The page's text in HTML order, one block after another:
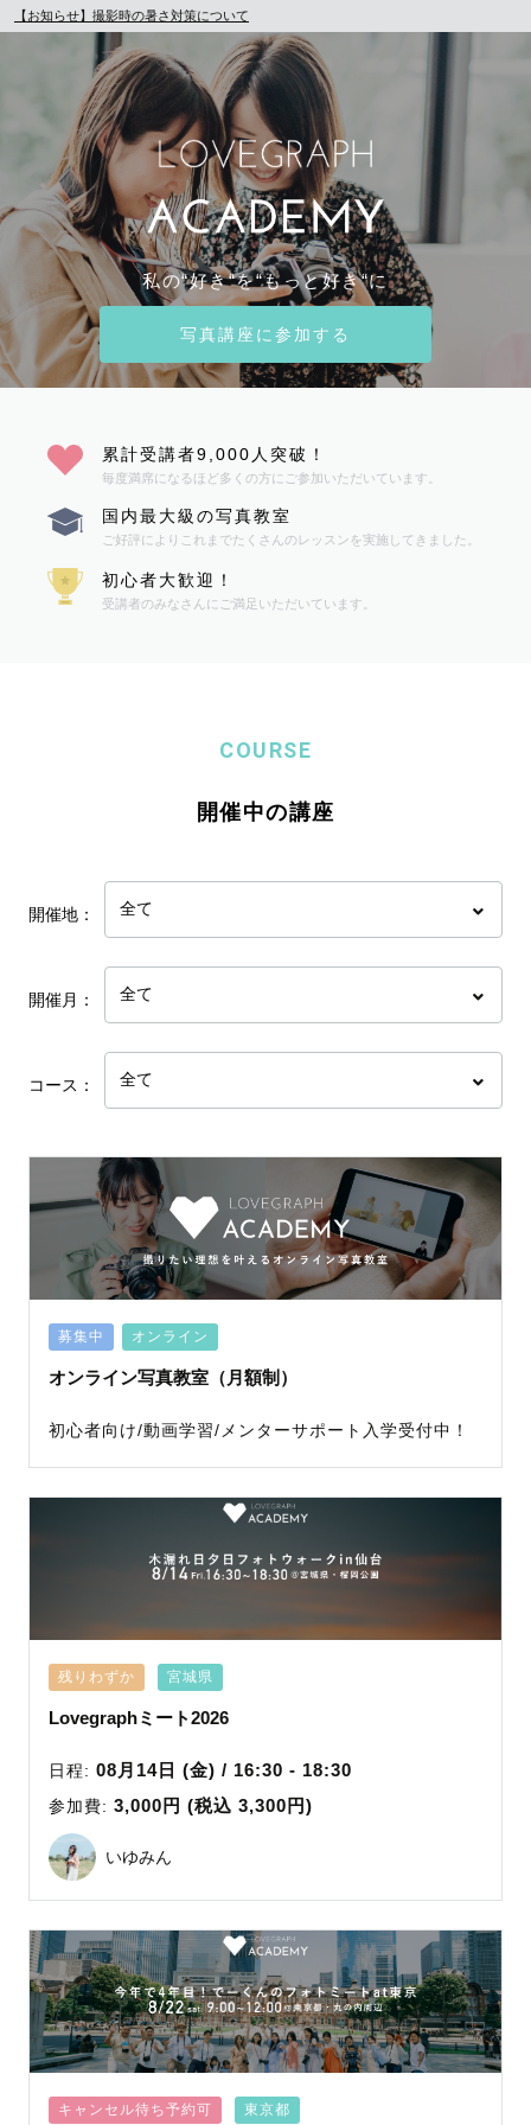
【お知らせ】撮影時の暑さ対策について
私の“好き“を“もっと好き“に
写真講座に参加する
累計受講者9,000人突破！
毎度満席になるほど多くの方にご参加いただいています。
国内最大級の写真教室
ご好評によりこれまでたくさんのレッスンを実施してきました。
初心者大歓迎！
受講者のみなさんにご満足いただいています。
COURSE
開催中の講座
開催地：
開催月：
コース：
募集中 オンライン
オンライン写真教室（月額制）
初心者向け/動画学習/メンターサポート 入学受付中！
残りわずか 宮城県
Lovegraphミート2026
日程: 08月14日 (金) / 16:30 - 18:30
参加費: 3,000円 (税込 3,300円)
いゆみん
キャンセル待ち予約可 東京都